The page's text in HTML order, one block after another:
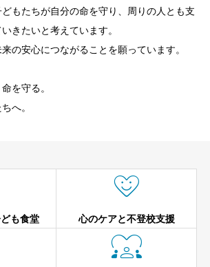
もたちが自分の命を守り、周りの人とも支
きたいと考えています。
の安心につながることを願っています。
を守る。
へ。
も食堂

心のケアと不登校支援
